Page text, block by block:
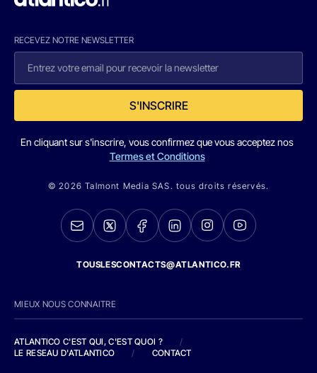
RECEVEZ NOTRE NEWSLETTER
S'INSCRIRE
En cliquant sur s'inscrire, vous confirmez que vous acceptez nos
Termes et Conditions
© 2026 Talmont Media SAS. tous droits réservés.
TOUSLESCONTACTS@ATLANTICO.FR
MIEUX NOUS CONNAITRE
ATLANTICO C'EST QUI, C'EST QUOI ?
/
LE RESEAU D'ATLANTICO
/ CONTACT